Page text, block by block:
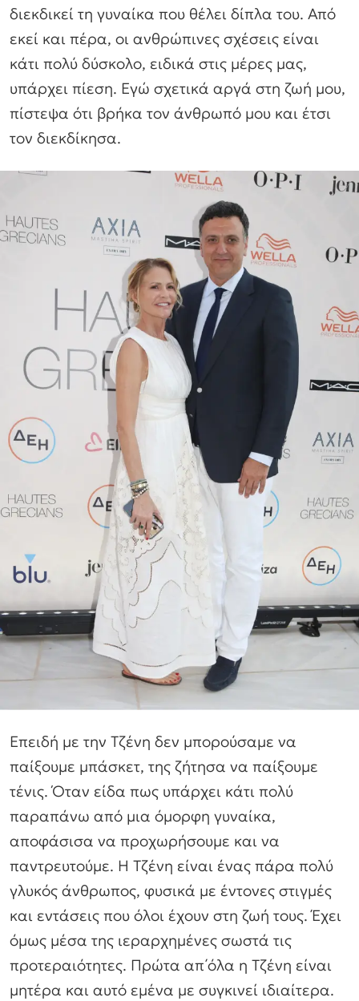
διεκδικεί τη γυναίκα που θέλει δίπλα του. Από
εκεί και πέρα, οι ανθρώπινες σχέσεις είναι
κάτι πολύ δύσκολο, ειδικά στις μέρες μας,
υπάρχει πίεση. Εγώ σχετικά αργά στη ζωή μου,
πίστεψα ότι βρήκα τον άνθρωπό μου και έτσι
τον διεκδίκησα.
Επειδή με την Τζένη δεν μπορούσαμε να
παίξουμε μπάσκετ, της ζήτησα να παίξουμε
τένις. Όταν είδα πως υπάρχει κάτι πολύ
παραπάνω από μια όμορφη γυναίκα,
αποφάσισα να προχωρήσουμε και να
παντρευτούμε. Η Τζένη είναι ένας πάρα πολύ
γλυκός άνθρωπος, φυσικά με έντονες στιγμές
και εντάσεις που όλοι έχουν στη ζωή τους. Έχει
όμως μέσα της ιεραρχημένες σωστά τις
προτεραιότητες. Πρώτα απ΄όλα η Τζένη είναι
μητέρα και αυτό εμένα με συγκινεί ιδιαίτερα.